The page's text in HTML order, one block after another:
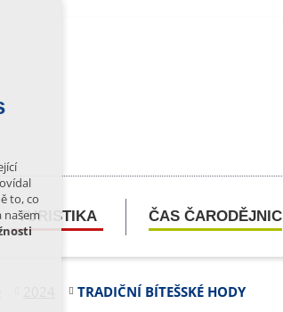
TURISTIKA ČAS ČARODĚJNIC
TRADIČNÍ BÍTEŠSKÉ HODY
to, co
našem